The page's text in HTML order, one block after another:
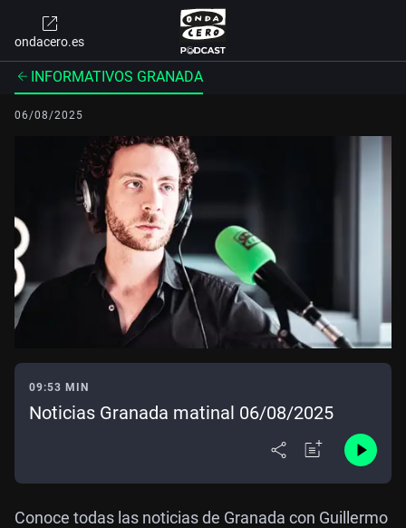
ondacero.es
INFORMATIVOS GRANADA
06/08/2025
09:53 MIN
Noticias Granada matinal 06/08/2025
Conoce todas las noticias de Granada con Guillermo